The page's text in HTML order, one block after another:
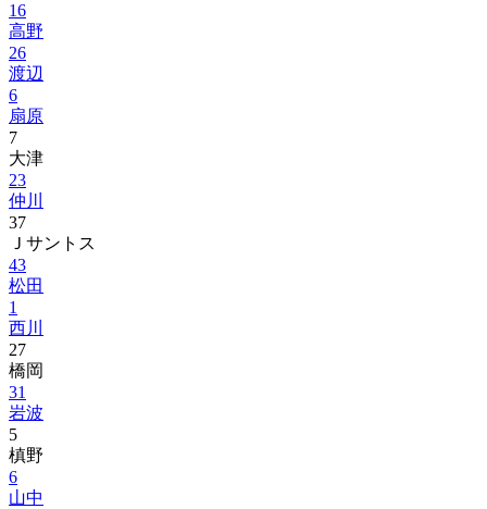
16
高野
26
渡辺
6
扇原
7
大津
23
仲川
37
Ｊサントス
43
松田
1
西川
27
橋岡
31
岩波
5
槙野
6
山中